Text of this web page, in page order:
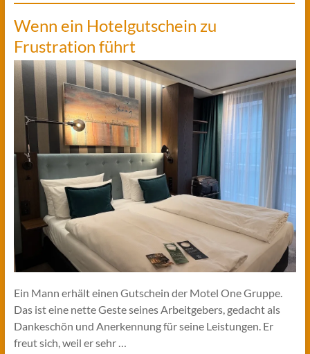
Wenn ein Hotelgutschein zu
Frustration führt
Ein Mann erhält einen Gutschein der Motel One Gruppe.
Das ist eine nette Geste seines Arbeitgebers, gedacht als
Dankeschön und Anerkennung für seine Leistungen. Er
freut sich, weil er sehr …